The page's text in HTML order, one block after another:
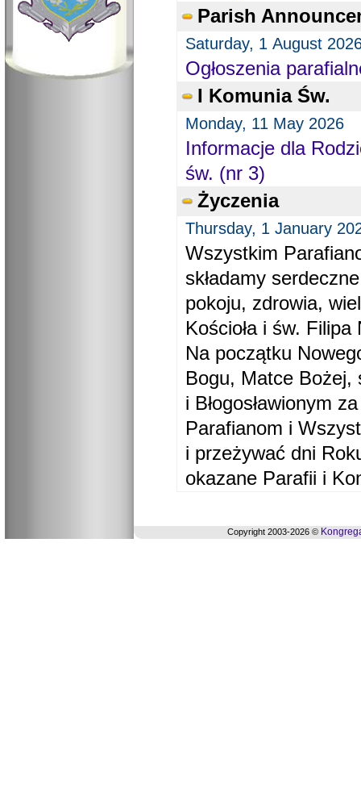
Parish
Saturday, 1 August
Ogłoszenia
I Komunia Św.
Monday, 11 May 2026
Informacje dla
św. (nr 3)
Życzenia
Thursday, 1 January
Wszystkim
składamy
pokoju, zdrowia,
Kościoła i św. Filipa
Na początku
Bogu, Matce Bożej,
i Błogosławionym
Parafianom i
i przeżywać dni
okazane Parafii i
Copyright 2003-2026 ©